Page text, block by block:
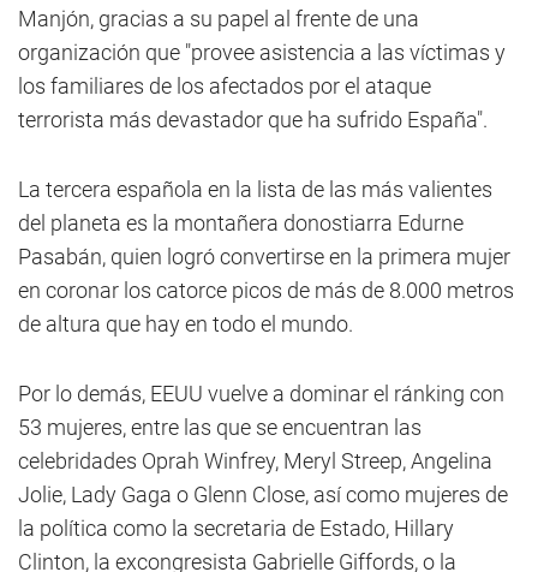
Manjón, gracias a su papel al frente de una
organización que "provee asistencia a las víctimas y
los familiares de los afectados por el ataque
terrorista más devastador que ha sufrido España".
La tercera española en la lista de las más valientes
del planeta es la montañera donostiarra Edurne
Pasabán, quien logró convertirse en la primera mujer
en coronar los catorce picos de más de 8.000 metros
de altura que hay en todo el mundo.
Por lo demás, EEUU vuelve a dominar el ránking con
53 mujeres, entre las que se encuentran las
celebridades Oprah Winfrey, Meryl Streep, Angelina
Jolie, Lady Gaga o Glenn Close, así como mujeres de
la política como la secretaria de Estado, Hillary
Clinton, la excongresista Gabrielle Giffords, o la